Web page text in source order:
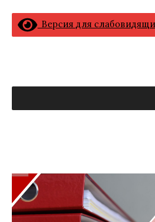
Версия для